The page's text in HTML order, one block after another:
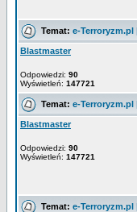
Temat: e-
Blastmaster
Odpowiedzi: 90
Wyświetleń: 147721
Temat: e-
Blastmaster
Odpowiedzi: 90
Wyświetleń: 147721
Temat: e-